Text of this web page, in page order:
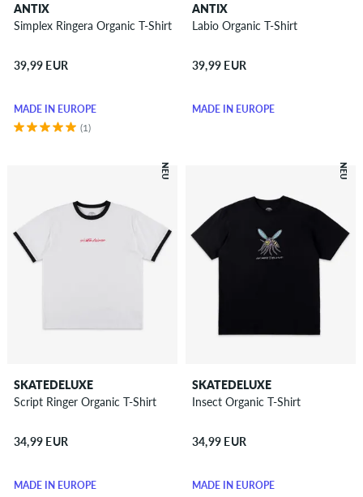
ANTIX
Simplex Ringera Organic T-Shirt
39,99 EUR
MADE IN EUROPE
(1)
ANTIX
Labio Organic T-Shirt
39,99 EUR
MADE IN EUROPE
NEU
SKATEDELUXE
Script Ringer Organic T-Shirt
34,99 EUR
MADE IN EUROPE
NEU
SKATEDELUXE
Insect Organic T-Shirt
34,99 EUR
MADE IN EUROPE